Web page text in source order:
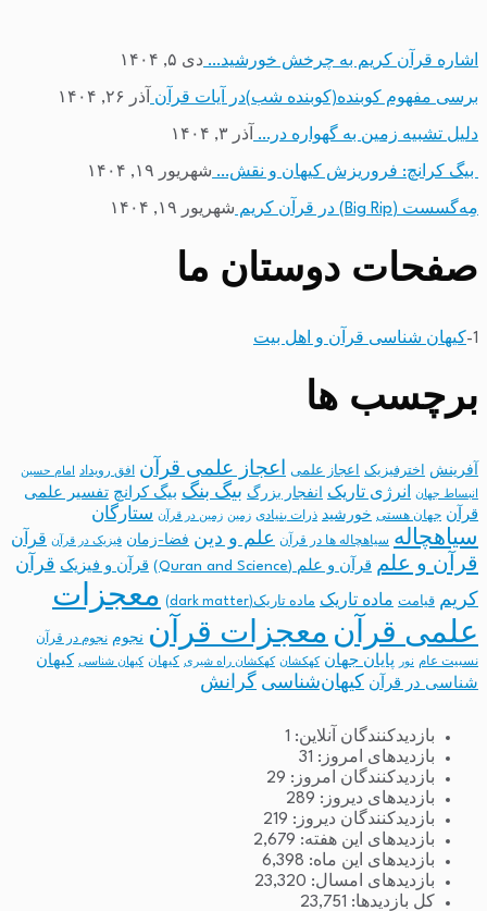
اشاره قرآن کریم به چرخش خورشید… دی ۵, ۱۴۰۴
برسی مفهوم کوبنده(کوبنده شب)در آیات قرآن آذر ۲۶, ۱۴۰۴
دلیل تشبیه زمین به گهواره در… آذر ۳, ۱۴۰۴
بیگ کرانچ: فروریزش کیهان و نقش… شهریور ۱۹, ۱۴۰۴
مِه‌گسست (Big Rip) در قرآن کریم شهریور ۱۹, ۱۴۰۴
صفحات دوستان ما
1- کیهان شناسی قرآن و اهل بیت
برچسب ها
آفرینش اخترفیزیک اعجاز علمی اعجاز علمی قرآن افق رویداد امام حسین
انبساط جهان انرژی تاریک انفجار بزرگ بیگ بنگ بیگ کرانچ تفسیر علمی
قرآن جهان هستی خورشید ذرات بنیادی زمین زمین در قرآن ستارگان
سیاهچاله سیاهچاله ها در قرآن علم و دین فضا-زمان فیزیک در قرآن قرآن
قرآن و علم قرآن و علم (Quran and Science) قرآن و فیزیک قرآن
کریم قیامت ماده تاریک ماده تاریک(dark matter)
معجزات
علمی قرآن معجزات قرآن نجوم نجوم در قرآن
نسبیت عام نور پایان جهان کهکشان کهکشان راه شیری کیهان کیهان شناسی
کیهان
شناسی در قرآن
کیهان‌شناسی گرانش
بازدیدکنندگان آنلاین: 1
بازدیدهای امروز: 31
بازدیدکنندگان امروز: 29
بازدیدهای دیروز: 289
بازدیدکنندگان دیروز: 219
بازدیدهای این هفته: 2,679
بازدیدهای این ماه: 6,398
بازدیدهای امسال: 23,320
کل بازدیدها: 23,751